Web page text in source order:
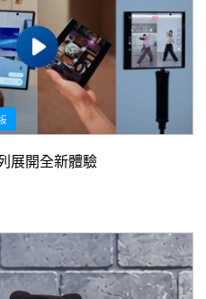
展開全新體驗